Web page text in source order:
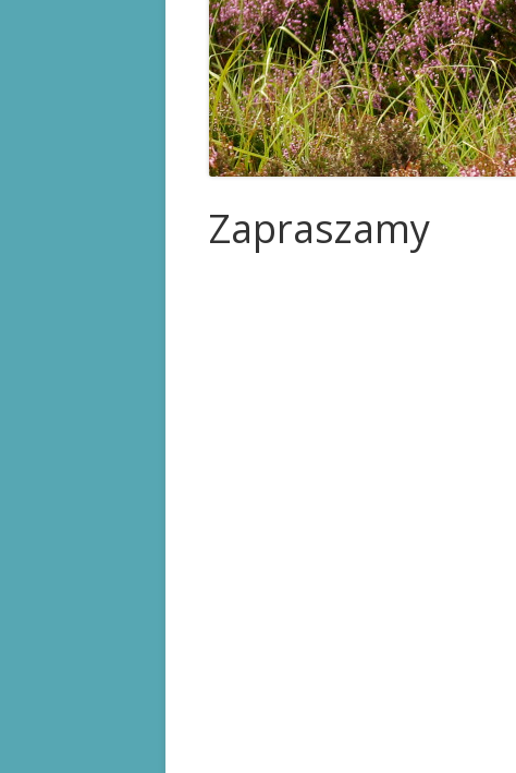
KARTA STOMIKA
PRAWA PACJENTA
PRZYDATNE LINKI
Zapraszamy